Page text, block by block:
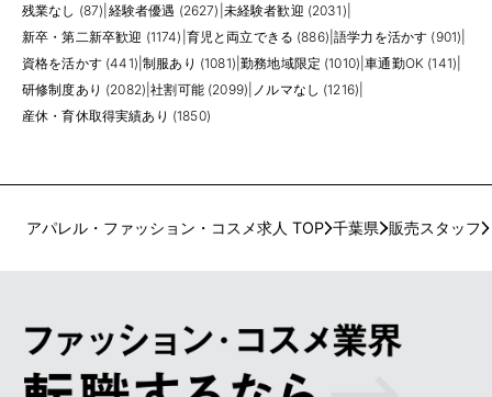
残業なし (87) 経験者優遇 (2627) 未経験者歓迎 (2031)
新卒・第二新卒歓迎 (1174) 育児と両立できる (886) |語学力を活かす (901)
資格を活かす (441) |制服あり (1081) |勤務地域限定 (1010) |車通勤OK (141)
研修制度あり (2082) |社割可能 (2099) ノルマなし (1216)
産休・育休取得実績あり (1850)
アパレル・ファッション・コスメ求人 TOP 千葉県 販売スタッフ